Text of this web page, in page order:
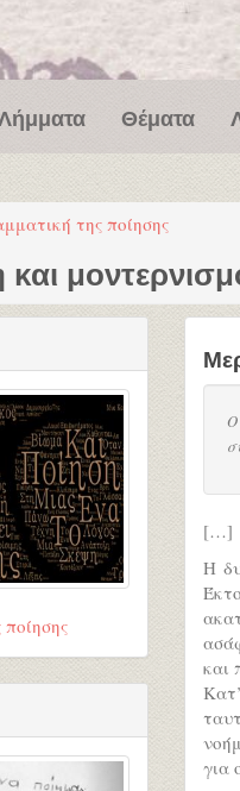
Θέματα
της ποίησης
Ο
[…]
Η
και
για